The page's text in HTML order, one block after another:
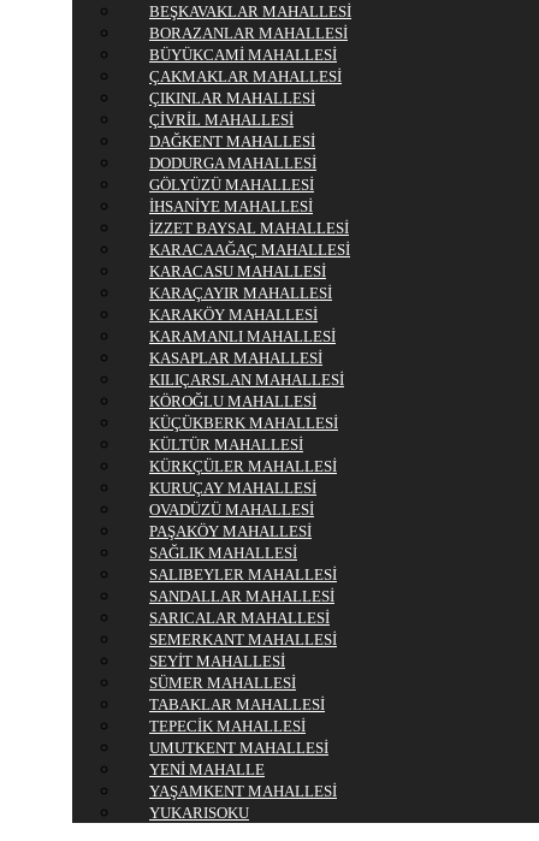
BEŞKAVAKLAR MAHALLESİ
BORAZANLAR MAHALLESİ
BÜYÜKCAMİ MAHALLESİ
ÇAKMAKLAR MAHALLESİ
ÇIKINLAR MAHALLESİ
ÇİVRİL MAHALLESİ
DAĞKENT MAHALLESİ
DODURGA MAHALLESİ
GÖLYÜZÜ MAHALLESİ
İHSANİYE MAHALLESİ
İZZET BAYSAL MAHALLESİ
KARACAAĞAÇ MAHALLESİ
KARACASU MAHALLESİ
KARAÇAYIR MAHALLESİ
KARAKÖY MAHALLESİ
KARAMANLI MAHALLESİ
KASAPLAR MAHALLESİ
KILIÇARSLAN MAHALLESİ
KÖROĞLU MAHALLESİ
KÜÇÜKBERK MAHALLESİ
KÜLTÜR MAHALLESİ
KÜRKÇÜLER MAHALLESİ
KURUÇAY MAHALLESİ
OVADÜZÜ MAHALLESİ
PAŞAKÖY MAHALLESİ
SAĞLIK MAHALLESİ
SALIBEYLER MAHALLESİ
SANDALLAR MAHALLESİ
SARICALAR MAHALLESİ
SEMERKANT MAHALLESİ
SEYİT MAHALLESİ
SÜMER MAHALLESİ
TABAKLAR MAHALLESİ
TEPECİK MAHALLESİ
UMUTKENT MAHALLESİ
YENİ MAHALLE
YAŞAMKENT MAHALLESİ
YUKARISOKU